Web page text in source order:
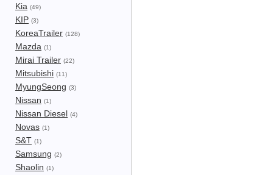
Kia (49)
KIP (3)
KoreaTrailer (128)
Mazda (1)
Mirai Trailer (22)
Mitsubishi (11)
MyungSeong (3)
Nissan (1)
Nissan Diesel (4)
Novas (1)
S&T (1)
Samsung (2)
Shaolin (1)